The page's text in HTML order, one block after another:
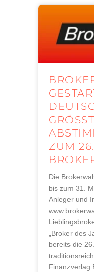
UM 26.
ROKER
Die
bis zum 31.
Anleger und
„Broker des
bereits die
Finanzverlag